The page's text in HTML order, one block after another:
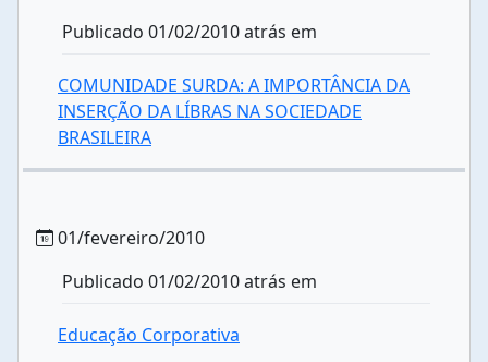
Publicado 01/02/2010 atrás em
COMUNIDADE SURDA: A IMPORTÂNCIA DA
INSERÇÃO DA LÍBRAS NA SOCIEDADE
BRASILEIRA
01/fevereiro/2010
Publicado 01/02/2010 atrás em
Educação Corporativa